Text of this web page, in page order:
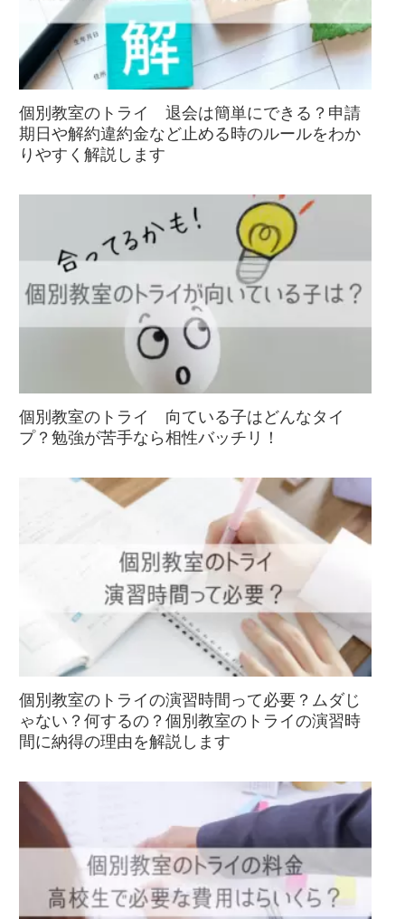
個別教室のトライ 退会は簡単にできる？申請
期日や解約違約金など止める時のルールをわか
りやすく解説します
個別教室のトライ 向ている子はどんなタイ
プ？勉強が苦手なら相性バッチリ！
個別教室のトライの演習時間って必要？ムダじ
ゃない？何するの？個別教室のトライの演習時
間に納得の理由を解説します